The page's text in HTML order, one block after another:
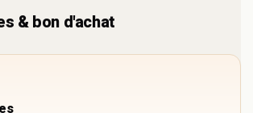
& bon d'achat